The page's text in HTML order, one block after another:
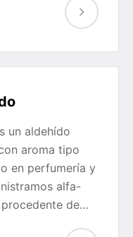
un aldehído
aroma tipo
en perfumería y
alfa-
de…